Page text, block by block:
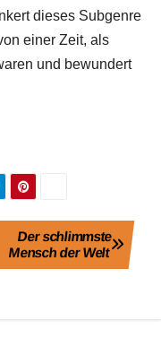
dieses Subgenre
einer Zeit, als
und bewundert
Der schlimmste
Mensch der Welt